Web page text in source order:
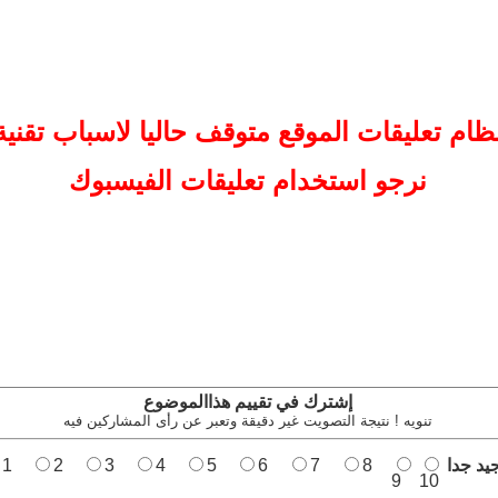
تعليقات الموقع متوقف حاليا لاسباب
نرجو استخدام تعليقات الفيسبوك
إشترك في تقييم هذاالموضوع
تنويه ! نتيجة التصويت غير دقيقة وتعبر عن رأى المشاركين فيه
1 2 3 4 5 6 7
8
9
10
جدا